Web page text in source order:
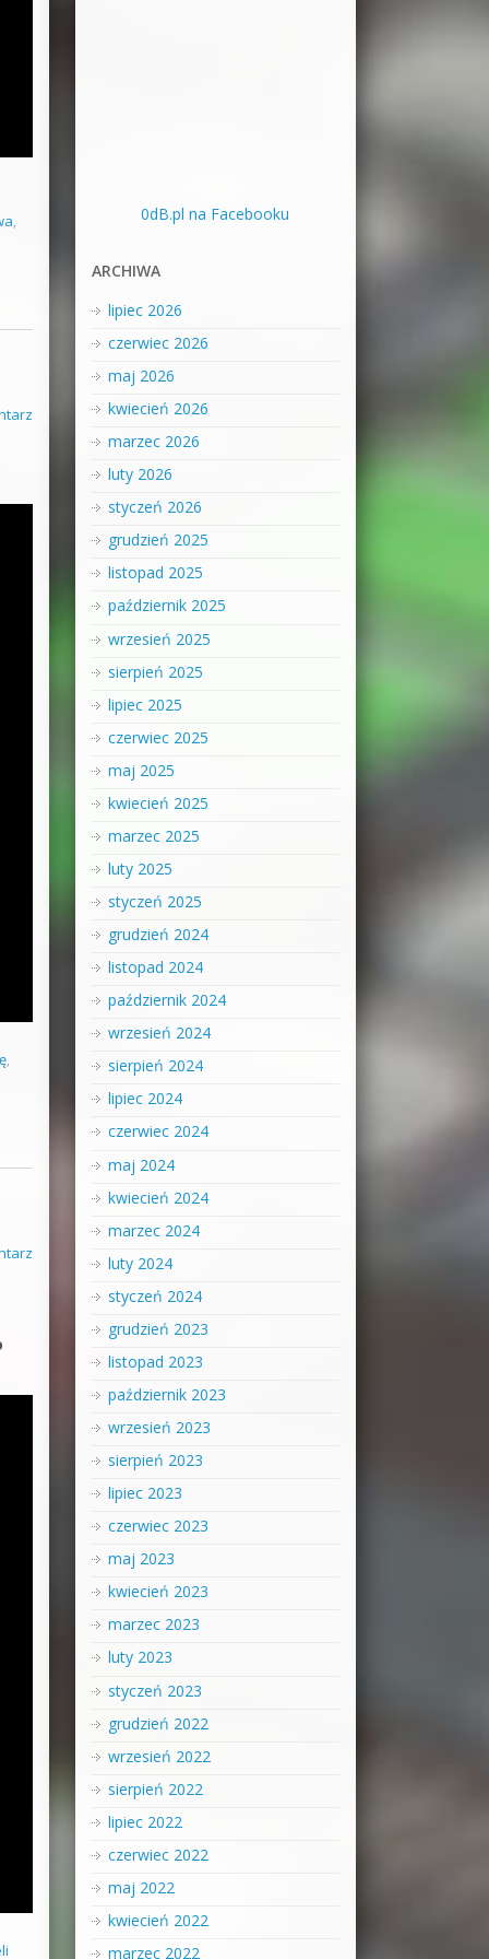
,
,
0dB.pl na Facebooku
ARCHIWA
lipiec 2026
czerwiec 2026
maj 2026
kwiecień 2026
marzec 2026
luty 2026
styczeń 2026
grudzień 2025
listopad 2025
październik 2025
wrzesień 2025
sierpień 2025
lipiec 2025
czerwiec 2025
maj 2025
kwiecień 2025
marzec 2025
luty 2025
styczeń 2025
grudzień 2024
listopad 2024
październik 2024
wrzesień 2024
sierpień 2024
lipiec 2024
czerwiec 2024
maj 2024
kwiecień 2024
marzec 2024
luty 2024
styczeń 2024
grudzień 2023
listopad 2023
październik 2023
wrzesień 2023
sierpień 2023
lipiec 2023
czerwiec 2023
maj 2023
kwiecień 2023
marzec 2023
luty 2023
styczeń 2023
grudzień 2022
wrzesień 2022
sierpień 2022
lipiec 2022
czerwiec 2022
maj 2022
kwiecień 2022
marzec 2022